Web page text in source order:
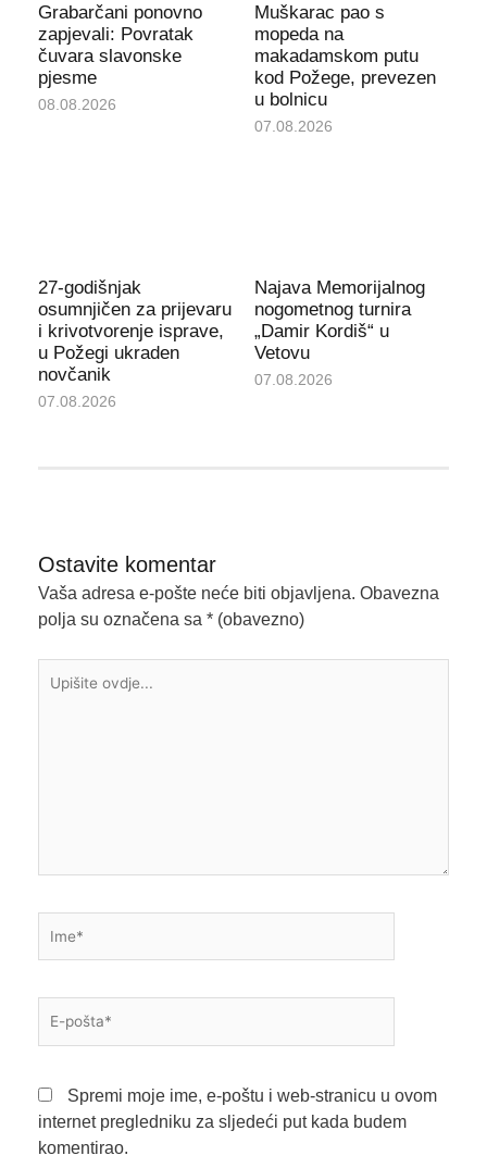
Grabarčani ponovno
zapjevali: Povratak
čuvara slavonske
pjesme
08.08.2026
Muškarac pao s
mopeda na
makadamskom putu
kod Požege, prevezen
u bolnicu
07.08.2026
27-godišnjak
osumnjičen za prijevaru
i krivotvorenje isprave,
u Požegi ukraden
novčanik
07.08.2026
Najava Memorijalnog
nogometnog turnira
„Damir Kordiš“ u
Vetovu
07.08.2026
Ostavite komentar
Vaša adresa e-pošte neće biti objavljena. Obavezna
polja su označena sa * (obavezno)
ovdje...
pošta*
Spremi moje ime, e-poštu i web-stranicu u ovom
internet pregledniku za sljedeći put kada budem
komentirao.